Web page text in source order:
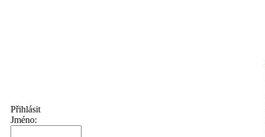
Přihlásit
Jméno: